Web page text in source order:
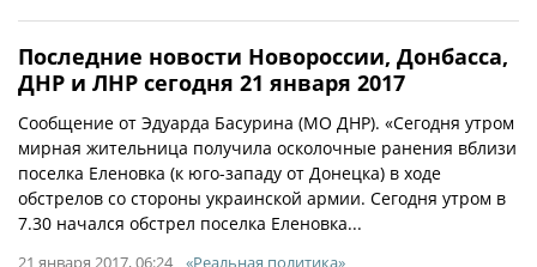
Последние новости Новороссии, Донбасса,
ДНР и ЛНР сегодня 21 января 2017
Сообщение от Эдуарда Басурина (МО ДНР). «Сегодня утром
мирная жительница получила осколочные ранения вблизи
поселка Еленовка (к юго-западу от Донецка) в ходе
обстрелов со стороны украинской армии. Сегодня утром в
7.30 начался обстрел поселка Еленовка...
21 января 2017, 06:24 «Реальная политика»